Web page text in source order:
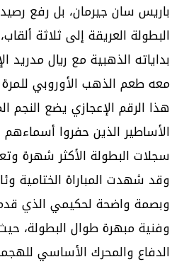
باريس سان جيرمان، بل رفع
البطولة العريقة إلى ثلاثة
بداياته الذهبية مع ريال
معه طعم الذهب الأوروبي
هذا الرقم الإعجازي يضع
الأساطير الذين حفروا
سجلات البطولة الأكثر شهرة
وقد شهدت المباراة الختامية
وبصمة واضحة لحكيمي الذي
وفنية مبهرة طوال البطولة،
الدفاع والمحرك الأساسي